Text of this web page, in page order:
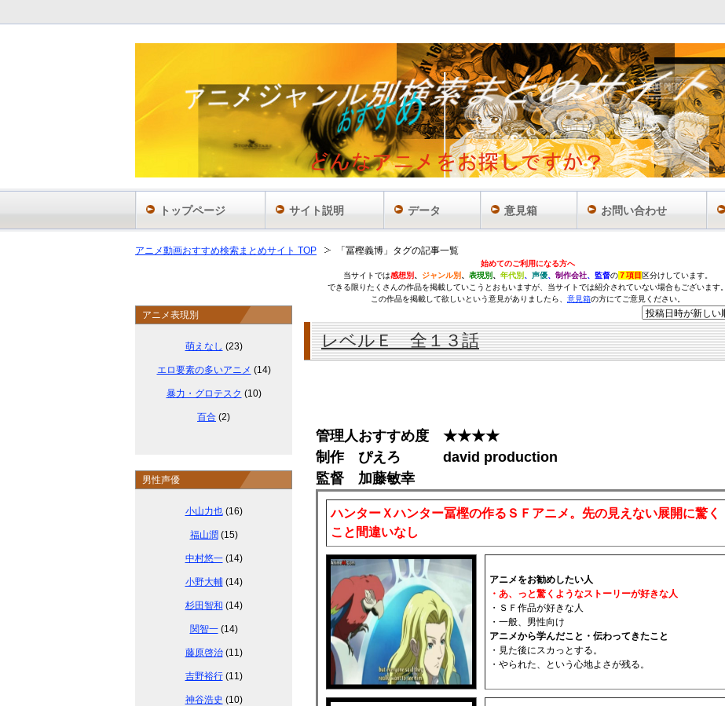
アニメ動画おすすめ検索まとめサイト TOP 「冨樫義博」タグの記事一覧
始めてのご利用になる方へ
当サイトでは感想別 、 ジャンル別 、 表現別 、 年代別 、 声優、 制作会社、監督の７項目 区分けしています。
できる限りたくさんの作品を掲載していこうとおもいますが、当サイトでは紹介されていない場合もございます。
この作品を掲載して欲しいという意見がありましたら、 意見箱の方にてご意見ください。
レベルＥ 全１３話
管理人おすすめ度 ★★★★
制作 ぴえろ david production
監督 加藤敏幸
ハンターＸハンター冨樫の作るＳＦアニメ。先の見えない展開に驚く
こと間違いなし
アニメをお勧めしたい人
・あ、っと驚くようなストーリーが好きな人
・ＳＦ作品が好きな人
・一般、男性向け
アニメから学んだこと・伝わってきたこと
・見た後にスカっとする。
・やられた、という心地よさが残る。
アニメ表現別
萌えなし (23)
エロ要素の多いアニメ (14)
暴力・グロテスク (10)
百合 (2)
男性声優
小山力也(16)
福山潤 (15)
中村悠一(14)
小野大輔(14)
杉田智和 (14)
関智一(14)
藤原啓治(11)
吉野裕行(11)
神谷浩史 (10)
トップページ サイト説明 データ 意見箱 お問い合わせ